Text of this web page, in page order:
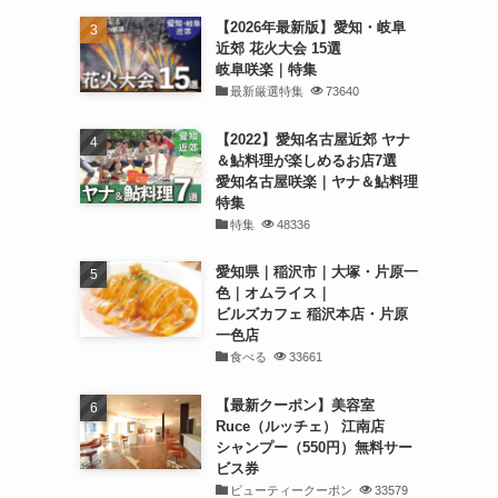
【2026年最新版】愛知・岐阜
近郊 花火大会 15選
岐阜咲楽｜特集
最新厳選特集 73640
【2022】愛知名古屋近郊 ヤナ
＆鮎料理が楽しめるお店7選
愛知名古屋咲楽｜ヤナ＆鮎料理
特集
特集 48336
愛知県｜稲沢市｜大塚・片原一
色｜オムライス｜
ビルズカフェ 稲沢本店・片原
一色店
食べる 33661
【最新クーポン】美容室
Ruce（ルッチェ） 江南店
シャンプー（550円）無料サー
ビス券
ビューティークーポン 33579